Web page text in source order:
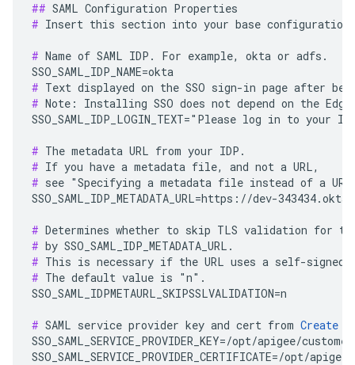
##
# Insert this section into your base
# Name of SAML IDP. For example, okta or adfs.
#
# Note: Installing SSO does not depend on the
SSO_SAML_IDP_LOGIN_TEXT="Please log in to your
#
#
# see "Specifying a metadata file instead of a
SSO_SAML_IDP_METADATA_URL=https://dev-
#
#
#
# The default value is "n".
SSO_SAML_IDPMETAURL_SKIPSSLVALIDATION=n
# SAML service provider key and cert from Create
SSO_SAML_SERVICE_PROVIDER_KEY=/opt/apigee/
SSO_SAML_SERVICE_PROVIDER_CERTIFICATE=/